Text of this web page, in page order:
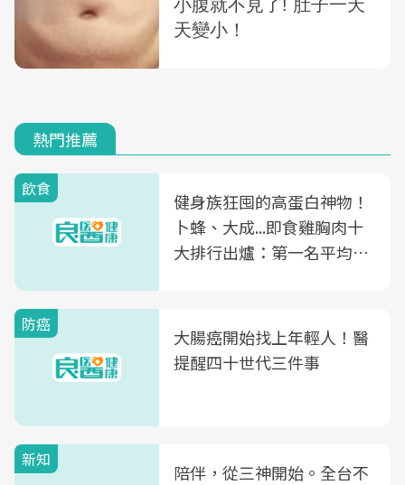
熱門推薦
飲食
健身族狂囤的高蛋白神物！
卜蜂、大成...即食雞胸肉十
大排行出爐：第一名平均一
防癌
大腸癌開始找上年輕人！醫
提醒四十世代三件事
新知
陪伴，從三神開始。全台不